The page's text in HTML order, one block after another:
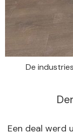
De
Een deal werd